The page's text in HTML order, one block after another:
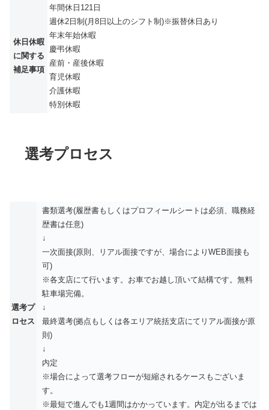
休日休暇
に関する
補足事項
年間休日121日
週休2日制(月8日以上のシフト制)※振替休日あり
年末年始休暇
慶弔休暇
産前・産後休暇
育児休暇
介護休暇
特別休暇
選考プロセス
選考プ
ロセス
書類選考(履歴書もしくはプロフィールシートは必須、職務経
歴書は任意)
↓
一次面接(原則、リアル面接ですが、場合によりWEB面接も
可)
※各支店にて行います。お車でお越し頂いて結構です。無料
駐車場完備。
↓
最終選考(拠点もしくは各エリア統括支店にてリアル面接が原
則)
↓
内定
※場合によって選考フローが短縮されるケースもございま
す。
※最短で進んでも1週間はかかっています。内定が出るまでは